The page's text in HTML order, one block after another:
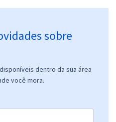
sobre
dentro da sua área
você mora.